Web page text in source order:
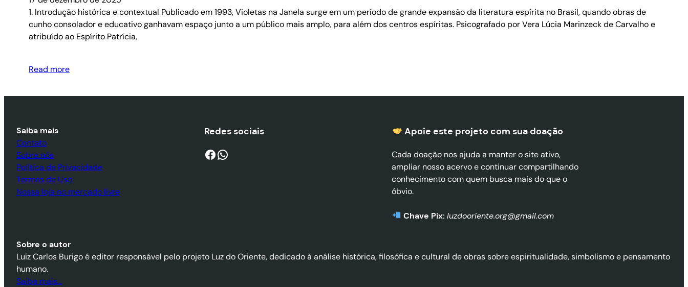
1. Introdução histórica e contextual Publicado em 1993, Violetas na Janela surge em um período de grande expansão da literatura espírita no Brasil, quando obras de
cunho consolador e educativo ganhavam espaço junto a um público mais amplo, para além dos centros espíritas. Psicografado por Vera Lúcia Marinzeck de Carvalho e
atribuído ao Espírito Patrícia,
Read more
Saiba mais
Contato
Sobre nós
Política de Privacidade
Termos de Uso
Nossa loja no mercado livre
Redes sociais
Facebook WhatsApp
Apoie este projeto com sua doação
Cada doação nos ajuda a manter o site ativo,
ampliar nosso acervo e continuar compartilhando
conhecimento com quem busca mais do que o
óbvio.
Chave Pix: luzdooriente.org@gmail.com
Sobre o autor
Luiz Carlos Burigo é editor responsável pelo projeto Luz do Oriente, dedicado à análise histórica, filosófica e cultural de obras sobre espiritualidade, simbolismo e pensamento
humano.
Saiba mais…